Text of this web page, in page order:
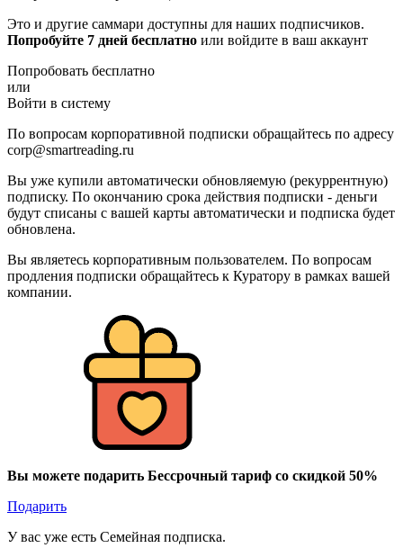
Это и другие саммари доступны для наших подписчиков.
Попробуйте 7 дней бесплатно или войдите в ваш аккаунт
Попробовать бесплатно
или
Войти в систему
По вопросам корпоративной подписки обращайтесь по адресу
corp@smartreading.ru
Вы уже купили автоматически обновляемую (рекуррентную)
подписку. По окончанию срока действия подписки - деньги
будут списаны с вашей карты автоматически и подписка будет
обновлена.
Вы являетесь корпоративным пользователем. По вопросам
продления подписки обращайтесь к Куратору в рамках вашей
компании.
Вы можете подарить Бессрочный тариф со скидкой 50%
Подарить
У вас уже есть Семейная подписка.